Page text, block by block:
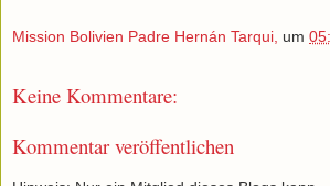
Mission Bolivien Padre Hernán Tarqui, um
Keine Kommentare:
Kommentar veröffentlichen